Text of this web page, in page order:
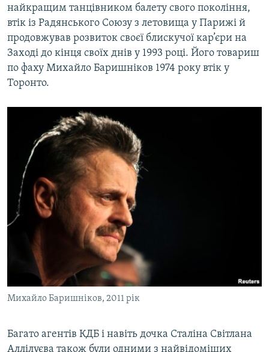
найкращим танцівником балету свого покоління,
втік із Радянського Союзу з летовища у Парижі й
продовжував розвиток своєї блискучої кар’єри на
Заході до кінця своїх днів у 1993 році. Його товариш
по фаху Михайло Баришніков 1974 року втік у
Торонто.
Михайло Баришніков, 2011 рік
Багато агентів КДБ і навіть дочка Сталіна Світлана
Аллілуєва також були одними з найвідоміших